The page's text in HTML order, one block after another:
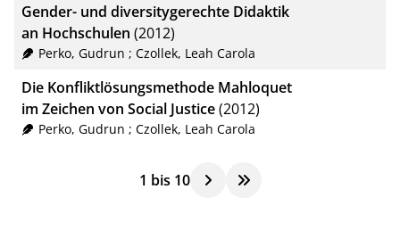
Gender- und diversitygerechte Didaktik
an Hochschulen (2012)
Perko, Gudrun ; Czollek, Leah Carola
Die Konfliktlösungsmethode Mahloquet
im Zeichen von Social Justice(2012)
Perko, Gudrun ; Czollek, Leah Carola
1 bis 10